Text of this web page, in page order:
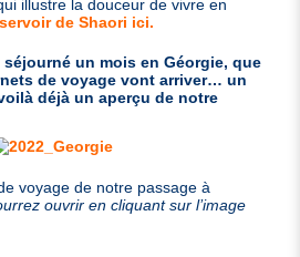
illustre la douceur de vivre en
de Shaori ici.
un mois en Géorgie, que
de voyage vont arriver… un
déjà un aperçu de notre
voyage de notre passage à
ouvrir en cliquant sur l’image